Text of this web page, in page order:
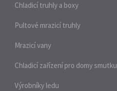
Chladicí truhly a boxy
Pultové mrazicí truhly
Mrazicí vany
Chladicí zařízení pro domy smutku
Výrobníky ledu